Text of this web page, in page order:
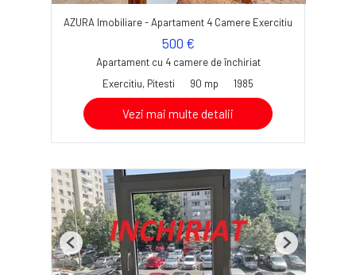
AZURA Imobiliare - Apartament 4 Camere Exercitiu
500 €
Apartament cu 4 camere de închiriat
Exercitiu, Pitesti
90 mp 1985
Vezi mai multe detalii
Previous Next